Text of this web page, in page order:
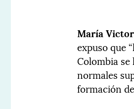
María
expuso que
Colombia
normales
formación